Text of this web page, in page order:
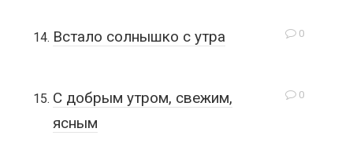
0
Встало солнышко с утра
0
С добрым утром, свежим,
ясным